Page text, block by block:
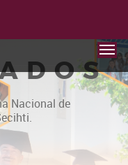
Nacional de